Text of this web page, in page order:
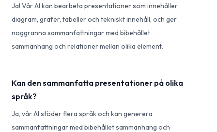
Ja! Vår AI kan bearbeta presentationer som innehåller
diagram, grafer, tabeller och tekniskt innehåll, och ger
noggranna sammanfattningar med bibehållet
sammanhang och relationer mellan olika element.
Kan den sammanfatta presentationer på olika
språk?
Ja, vår AI stöder flera språk och kan generera
sammanfattningar med bibehållet sammanhang och